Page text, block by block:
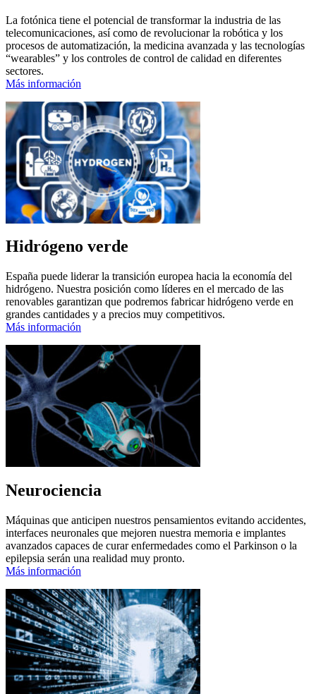
La fotónica tiene el potencial de transformar la industria de las
telecomunicaciones, así como de revolucionar la robótica y los
procesos de automatización, la medicina avanzada y las tecnologías
“wearables” y los controles de control de calidad en diferentes
sectores.
Más información
Hidrógeno verde
España puede liderar la transición europea hacia la economía del
hidrógeno. Nuestra posición como líderes en el mercado de las
renovables garantizan que podremos fabricar hidrógeno verde en
grandes cantidades y a precios muy competitivos.
Más información
Neurociencia
Máquinas que anticipen nuestros pensamientos evitando accidentes,
interfaces neuronales que mejoren nuestra memoria e implantes
avanzados capaces de curar enfermedades como el Parkinson o la
epilepsia serán una realidad muy pronto.
Más información